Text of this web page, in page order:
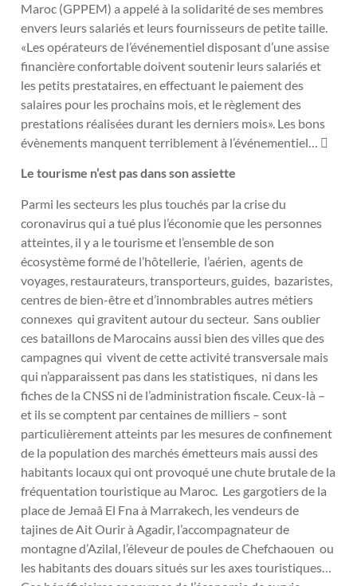
Maroc (GPPEM) a appelé à la solidarité de ses membres
envers leurs salariés et leurs fournisseurs de petite taille.
«Les opérateurs de l’événementiel disposant d’une assise
financière confortable doivent soutenir leurs salariés et
les petits prestataires, en effectuant le paiement des
salaires pour les prochains mois, et le règlement des
prestations réalisées durant les derniers mois». Les bons
évènements manquent terriblement à l’événementiel… 
Le tourisme n’est pas dans son assiette
Parmi les secteurs les plus touchés par la crise du
coronavirus qui a tué plus l’économie que les personnes
atteintes, il y a le tourisme et l’ensemble de son
écosystème formé de l’hôtellerie, l’aérien, agents de
voyages, restaurateurs, transporteurs, guides, bazaristes,
centres de bien-être et d’innombrables autres métiers
connexes qui gravitent autour du secteur. Sans oublier
ces bataillons de Marocains aussi bien des villes que des
campagnes qui vivent de cette activité transversale mais
qui n’apparaissent pas dans les statistiques, ni dans les
fiches de la CNSS ni de l’administration fiscale. Ceux-là –
et ils se comptent par centaines de milliers – sont
particulièrement atteints par les mesures de confinement
de la population des marchés émetteurs mais aussi des
habitants locaux qui ont provoqué une chute brutale de la
fréquentation touristique au Maroc. Les gargotiers de la
place de Jemaâ El Fna à Marrakech, les vendeurs de
tajines de Ait Ourir à Agadir, l’accompagnateur de
montagne d’Azilal, l’éleveur de poules de Chefchaouen ou
les habitants des douars situés sur les axes touristiques…